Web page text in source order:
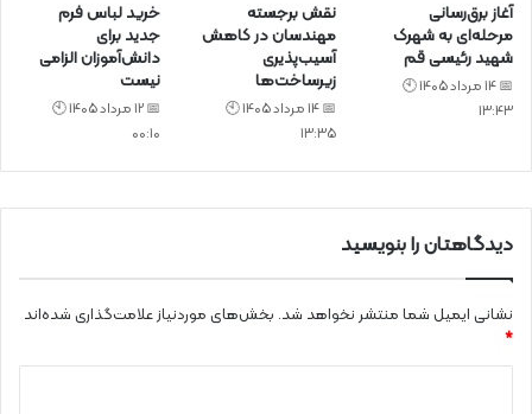
آغاز برق‌رسانی
مرحله‌ای به شهرک
شهید رئیسی قم
📅 14 مرداد 1405 🕙
13:43
نقش برجسته
مهندسان در کاهش
آسیب‌پذیری
زیرساخت‌ها
📅 14 مرداد 1405 🕙
13:35
خرید لباس فرم
جدید برای
دانش‌آموزان الزامی
نیست
📅 12 مرداد 1405 🕙
00:10
دیدگاهتان را بنویسید
نشانی ایمیل شما منتشر نخواهد شد. بخش‌های موردنیاز علامت‌گذاری شده‌اند
*